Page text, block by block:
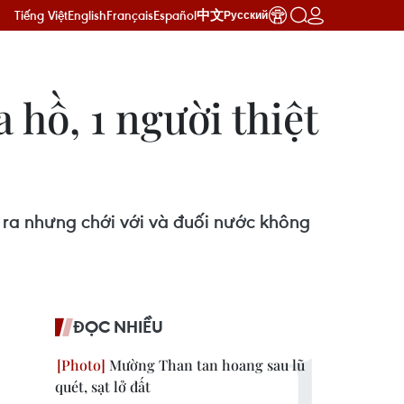
Tiếng ViệtEnglishFrançaisEspañol中文Русский
hồ, 1 người thiệt
nhưng chới với và đuối nước không
ĐỌC NHIỀU
Mường Than tan hoang sau lũ
quét, sạt lở đất